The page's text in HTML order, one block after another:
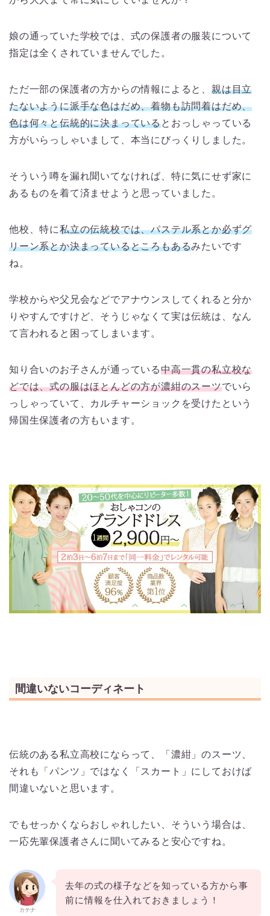
娘の通っていた学校では、式の保護者の服装について
指定は全くされていませんでした。
ただ一部の保護者の方からの情報によると、 親は目立
たないように派手な色はだめ、着物も訪問着はだめ、
色は何々と伝統的に決まっているとおっしゃっている
方がいらっしゃいまして、本当にびっくりしました。
そういう噂を漏れ聞いてなければ、特に気にせず家に
あるものを着て済ませようと思っていました。
他校、特に私立の伝統校では、パステル系とか必ずグ
リーン系とか決まっているところもあるみたいです
ね。
学校からや父兄会などでアナウンスしてくれると分か
りやすんですけど、そうじゃなくて実は伝統は、なん
て言われると困ってしまいます。
知り合いのお子さんが通っている中高一貫の私立校な
どでは、式の服はほとんどの方が濃紺のスーツでいら
っしゃっていて、カルチャーショックを受けたという
帰国生保護者の方もいます。
間違いないコーディネート
伝統のある私立高校にならって、「濃紺」のスーツ、
それも「パンツ」ではなく「スカート」にしておけば
間違いないと思います。
でもせっかくならおしゃれしたい、そういう場合は、
一応先輩保護者さんに聞いてみると安心ですね。
カテナ
去年の式の様子などを知っている方から事
前に情報を仕入れておきましょう！